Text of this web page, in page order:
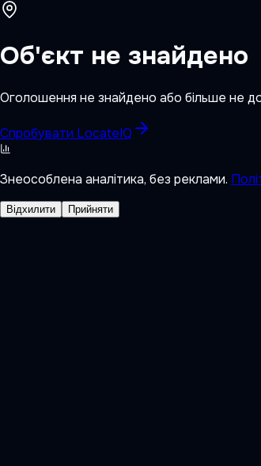
Об'єкт не знайдено
Оголошення не знайдено або більше не
Спробувати LocateIQ
Знеособлена аналітика, без реклами.
Відхилити Прийняти